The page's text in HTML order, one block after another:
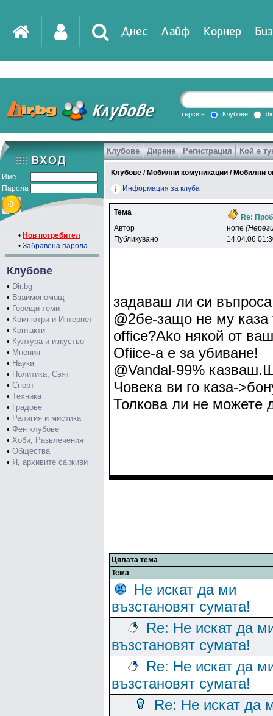
Днес Лайф Корнер
DirTV Impressio
Games
търси в Клубове
Име
Парола
• Нов потребител
• Забравена парола
Клубове
• Dir.bg
• Взаимопомощ
• Горещи теми
• Компютри и Интернет
• Контакти
• Култура и изкуство
• Мнения
• Наука
• Политика, Свят
• Спорт
• Техника
• Градове
• Религия и мистика
• Фен клубове
• Хоби, Развлечения
• Общества
• Я, архивите са живи
Клубове Дирене Регистрация Кой е
Клубове / Мобилни комуникации / Мобилни
Информация за клуба
Тема
Re:
Автор
нoпe
Публикувано
14.04.06
задаваш ли си
@2бе-защо не му
office?Ako някой от
Ofiice-a e за убиване!
@Vandal-99%
Човека ви го каза-
Толкова ли не можете
Цялата тема
Тема
Не искат да ми
възстановят сумата!
Re: Не искат да
възстановят сумата!
Re: Не искат да
възстановят сумата!
Re: Не искат да